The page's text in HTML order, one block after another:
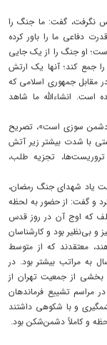
تاکید بر اینکه دشمن در جنگ ۱۲ روز درس نگرفت، گفت: ما جنگ را
دفاعی ما را باور کرده
او جنگ را از یک جایی
جمع کند؛ آنها یک ارتش
مقابل جمهوری اسلامی که
است. انشاءالله ما شاهد
دشمن سوزی است»، تصریح
با شدت بیشتر زیر آتش
تجزیه طلب،
یاد شهدای جنگ رمضان،
و گفت: از حضور به لحظه
مختلف که اوج آن در روز قدس
بی‌نظیر بود و کارشناسان
معتقدند که از متوسط
به مراتب بیشتر بود. در
بخشی از جمعیت تهران از
مراسم تشییع فرماندهان
و با شکوهی داشتند
و کاملاً دشمن‌شکن بود.